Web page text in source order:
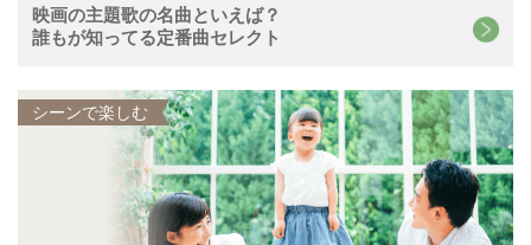
映画の主題歌の名曲といえば？
誰もが知ってる定番曲セレクト
シーンで楽しむ